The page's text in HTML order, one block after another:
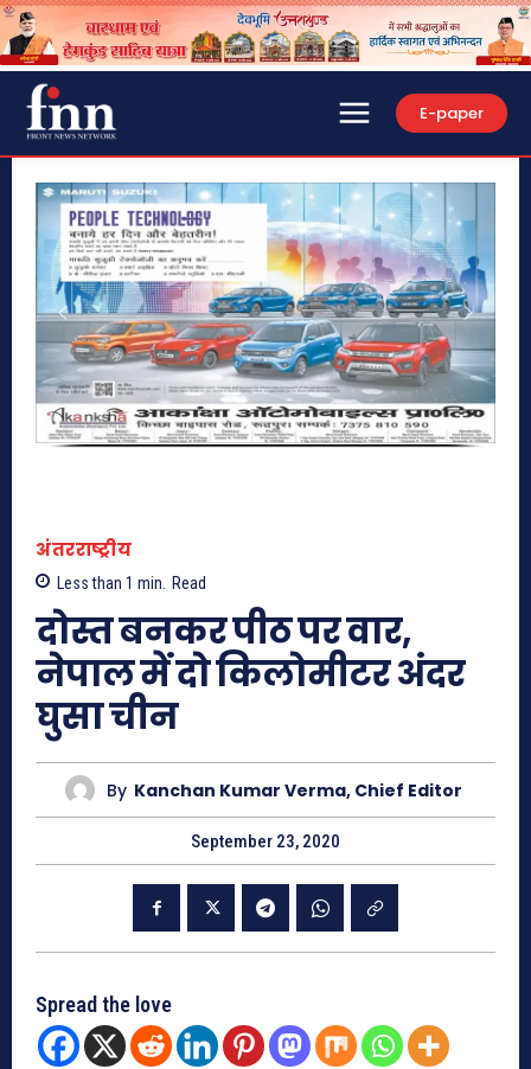
E-paper
अंतरराष्ट्रीय
Less than 1 min. Read
दोस्‍त बनकर पीठ पर वार,
नेपाल में दो किलोमीटर अंदर
घुसा चीन
By Kanchan Kumar Verma, Chief Editor
September 23, 2020
Spread the love